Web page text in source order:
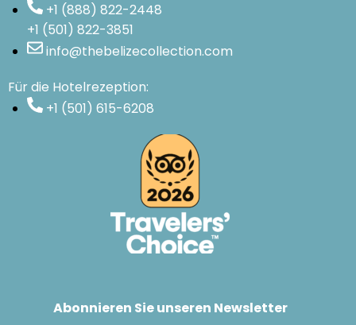
+1 (888) 822-2448
+1 (501) 822-3851
info@thebelizecollection.com
Für die Hotelrezeption:
+1 (501) 615-6208
Abonnieren Sie unseren Newsletter